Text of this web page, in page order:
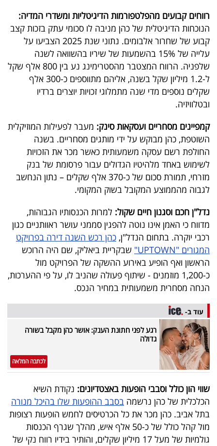
פרסמו
באייס
עקבו
אחרינו:
רווחים קבועים מהפלטפורמות הדיגיטליות ומשדרי המדיה:
הנוכחות הדיגיטלית של כהן מניבה לו סכומי עתק בזכות קצב
קבוע של שחרור אלבומים. נתוני שנת 2025 הצביעו על
עלייה של 15% בהשמעות של שיריו בהשוואה לשנה
שלפניה. הרווח המצטבר מהסטרימינג נע בין 800 אלף שקל
ל-1.2 מיליון שקל בשנה, אליהם מתווספים כ-300 אלף
שקלים נוספים מדי שנה מתמלוגי זכויות יוצרים ברדיו
ובטלוויזיה.
קמפיינים מסחריים ועסקאות סינק: מעבר לפעילות המוזיקלית
השוטפת, כהן מבוקש על ידי מותגים מסחריים. בשנה
החולפת רשם עסקה משמעותית כאשר מכר את הזכויות
לשימוש באחד מלהיטיו הגדולים עבור פרסומת של בנק
מזרחי, תמורת סכום של כ-370 אלף שקלים – נתון הנחשב
לגבוה מהממוצע המקובל בשוק המקומי.
נדל"ן חכם וסגנון חיים שקול: למרות הכנסותיו הגבוהות,
מדווח כי האמן אינו נוטה להפגין סממני עושר ראוותניים כגון
רכבי יוקרה. בתחום הנדל"ן, כהן רכש השנה דירה בפרויקט
המגורים "UPTOWN"
שבקריית ביאליק, שם היה הרוכש
הראשון ואף הופיע באירוע ההשקה של הפרויקט מול
כ-1,200 מוזמנים - שיתוף פעולה שהניב לו, על פי ההערכות,
הנחה מסחרית משמעותית במחיר הנכס.
עוד ב-
רגע לפני חתונת הענק: אושר כהן מקבל בשורה
גדולה
לכתבה המלאה
שווי הון כולל וסבבי הופעות באצטדיונים: נקודת השיא
הכלכלית של כהן נרשמה בסבב ההופעות שלו בהיכל מנורה
בתל אביב. כהן מכר את כל הכרטיסים לחמש הופעות רצופות
מול קהל כולל של כ-50 אלף איש, מהלך שגרף הכנסות
גולמיות של מעל 17 מיליון שקלים, והותיר בידיו רווח נקי של